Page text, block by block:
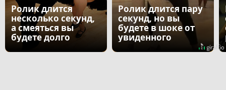
Ролик длится
несколько секунд,
а смеяться вы
будете долго
Ролик длится пару
секунд, но вы
будете в шоке от
увиденного